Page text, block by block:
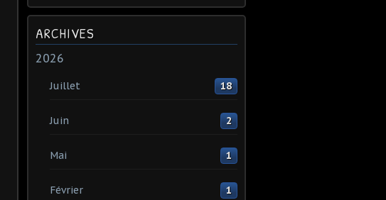
ARCHIVES
2026
Juillet 18
Juin 2
Mai 1
Février 1